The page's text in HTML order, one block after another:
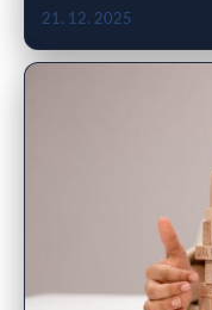
21. 12. 2025